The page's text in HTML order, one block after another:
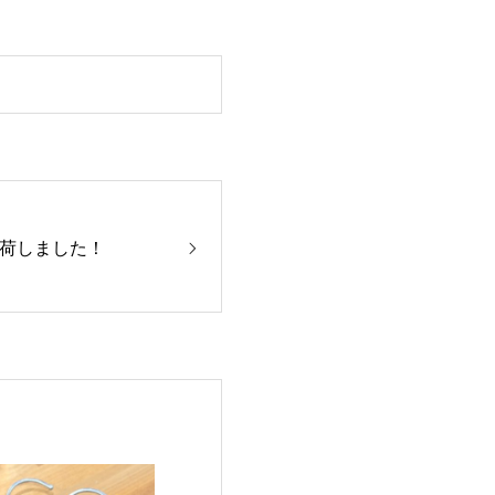
しました！